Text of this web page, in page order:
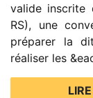
valide inscrite
RS), une
préparer la
réaliser les